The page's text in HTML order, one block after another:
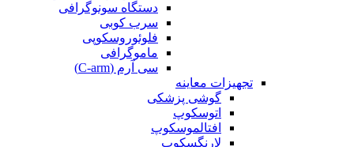
دستگاه سونوگرافی
سرب کوبی
فلوئوروسکوپی
ماموگرافی
سی آرم (C-arm)
تجهیزات معاینه
گوشی پزشکی
اتوسکوپ
افتالموسکوپ
لارنگسکوپ